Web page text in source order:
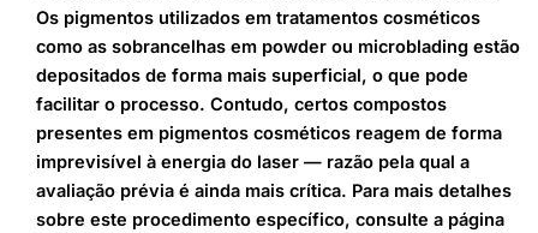
Os pigmentos utilizados em tratamentos cosméticos
como as sobrancelhas em powder ou microblading estão
depositados de forma mais superficial, o que pode
facilitar o processo. Contudo, certos compostos
presentes em pigmentos cosméticos reagem de forma
imprevisível à energia do laser — razão pela qual a
avaliação prévia é ainda mais crítica. Para mais detalhes
sobre este procedimento específico, consulte a página